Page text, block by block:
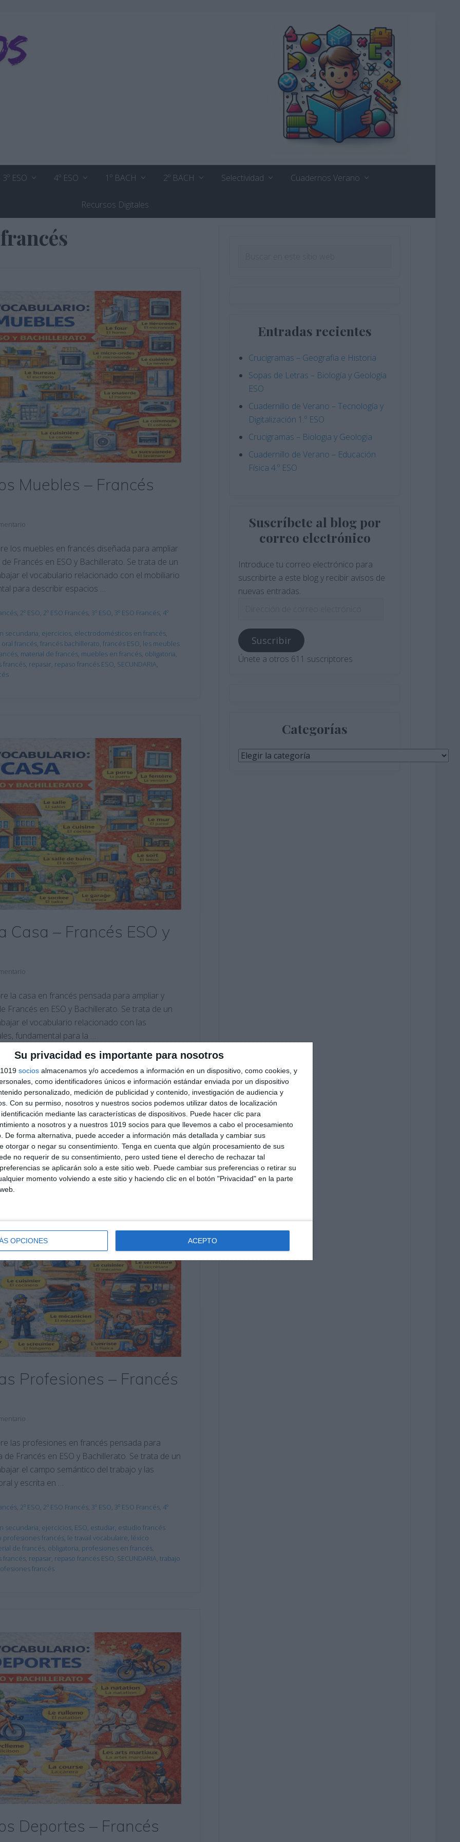
Su privacidad es importante para nosotros
socios almacenamos y/o accedemos a información en un dispositivo, como cookies, y
como identificadores únicos e información estándar enviada por un dispositivo
personalizado, medición de publicidad y contenido, investigación de audiencia y
Con su permiso, nosotros y nuestros socios podemos utilizar datos de localización
mediante las características de dispositivos. Puede hacer clic para
a nosotros y a nuestros 1019 socios para que llevemos a cabo el procesamiento
De forma alternativa, puede acceder a información más detallada y cambiar sus
otorgar o negar su consentimiento. Tenga en cuenta que algún procesamiento de sus
no requerir de su consentimiento, pero usted tiene el derecho de rechazar tal
se aplicarán solo a este sitio web. Puede cambiar sus preferencias o retirar su
momento volviendo a este sitio y haciendo clic en el botón "Privacidad" en la parte
OPCIONES ACEPTO
3º ESO 4º ESO 1º BACH 2º BACH Selectividad Cuadernos Verano
Recursos Digitales
Muebles – Francés
los muebles en francés diseñada para ampliar
Francés en ESO y Bachillerato. Se trata de un
el vocabulario relacionado con el mobiliario
para describir espacios …
, 2º ESO, 2º ESO Francés, 3º ESO, 3º ESO Francés, 4º
secundaria, ejercicios, electrodomésticos en francés,
francés, francés bachillerato, francés ESO, les meubles
, material de francés, muebles en francés, obligatoria,
francés, repasar, repaso francés ESO, SECUNDARIA,
Casa – Francés ESO y
la casa en francés pensada para ampliar y
Francés en ESO y Bachillerato. Se trata de un
el vocabulario relacionado con las
fundamental para la …
,2º ESO ,2º ESO Francés,3º ESO,3º ESO Francés,4º
secundaria,ejercicios,ESO,estudiar,estudio francés
,francés ESO,habitaciones en francés,la maison
,material de francés,obligatoria,partes de la casa
francés,repasar ,repaso francés ESO,
francés
Profesiones – Francés
las profesiones en francés pensada para
Francés en ESO y Bachillerato. Se trata de un
el campo semántico del trabajo y las
y escrita en …
, 2º ESO, 2º ESO Francés, 3º ESO, 3º ESO Francés, 4º
secundaria, ejercicios, ESO, estudiar, estudio francés
profesiones francés, le travail vocabulaire, léxico
de francés, obligatoria, profesiones en francés,
francés, repasar, repaso francés ESO, SECUNDARIA, trabajo
francés
Deportes – Francés
Entradas recientes
Crucigramas – Geografia e Historia
Sopas de Letras – Biología y Geología
ESO
Cuadernillo de Verano – Tecnología y
Digitalización 1.º ESO
Crucigramas – Biologia y Geologia
Cuadernillo de Verano – Educación
Física 4.º ESO
Suscríbete al blog por
correo electrónico
Introduce tu correo electrónico para
suscribirte a este blog y recibir avisos de
nuevas entradas.
correo
electrónico
Suscribir
Únete a otros 611 suscriptores
Categorías
Categorías